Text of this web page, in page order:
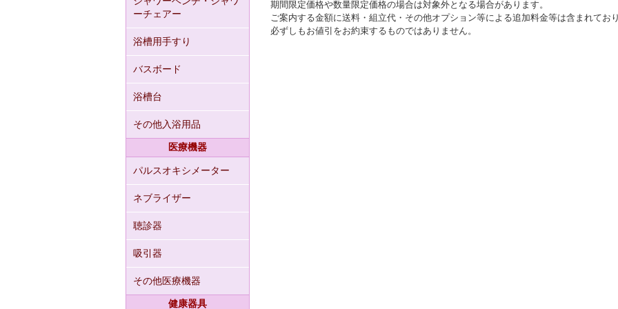
ーチェアー
浴槽用手すり
バスボード
浴槽台
その他入浴用品
医療機器
パルスオキシメーター
ネブライザー
聴診器
吸引器
その他医療機器
健康器具
期間限定価格や数量限定価格の場合は対象外となる場合があります。
ご案内する金額に送料・組立代・その他オプション等による追加料金等は含まれており
必ずしもお値引をお約束するものではありません。